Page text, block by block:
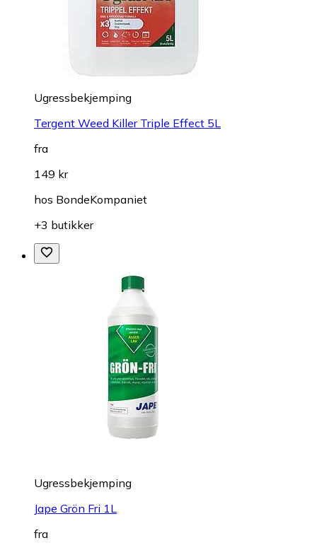
Ugressbekjemping
Tergent Weed Killer Triple Effect 5L
fra
149 kr
hos BondeKompaniet
+3 butikker
Ugressbekjemping
Jape Grön Fri 1L
fra